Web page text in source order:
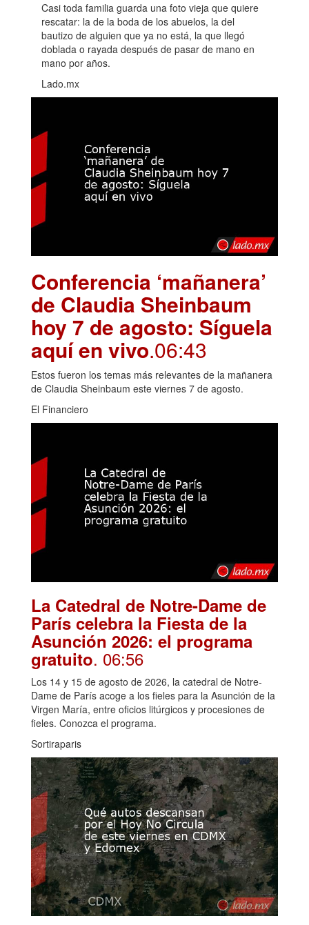
Casi toda familia guarda una foto vieja que quiere
rescatar: la de la boda de los abuelos, la del
bautizo de alguien que ya no está, la que llegó
doblada o rayada después de pasar de mano en
mano por años.
Lado.mx
Conferencia ‘mañanera’
de Claudia Sheinbaum
hoy 7 de agosto: Síguela
aquí en vivo.06:43
Estos fueron los temas más relevantes de la mañanera
de Claudia Sheinbaum este viernes 7 de agosto.
El Financiero
La Catedral de Notre-Dame de
París celebra la Fiesta de la
Asunción 2026: el programa
gratuito. 06:56
Los 14 y 15 de agosto de 2026, la catedral de Notre-
Dame de París acoge a los fieles para la Asunción de la
Virgen María, entre oficios litúrgicos y procesiones de
fieles. Conozca el programa.
Sortiraparis